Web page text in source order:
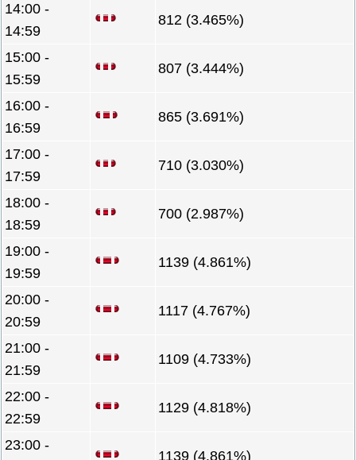
14:00 -
14:59
812 (3.465%)
15:00 -
15:59
807 (3.444%)
16:00 -
16:59
865 (3.691%)
17:00 -
17:59
710 (3.030%)
18:00 -
18:59
700 (2.987%)
19:00 -
19:59
1139 (4.861%)
20:00 -
20:59
1117 (4.767%)
21:00 -
21:59
1109 (4.733%)
22:00 -
22:59
1129 (4.818%)
23:00 -
1139 (4.861%)